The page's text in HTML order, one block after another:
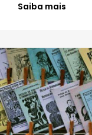
Saiba mais